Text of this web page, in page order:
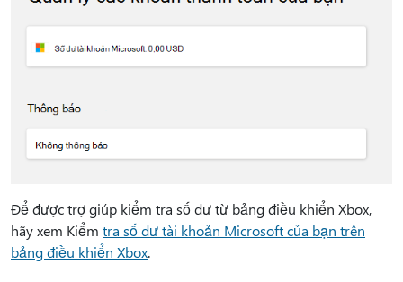
Để được trợ giúp kiểm tra số dư từ bảng điều khiển Xbox,
hãy xem Kiểm tra số dư tài khoản Microsoft của bạn trên
bảng điều khiển Xbox.